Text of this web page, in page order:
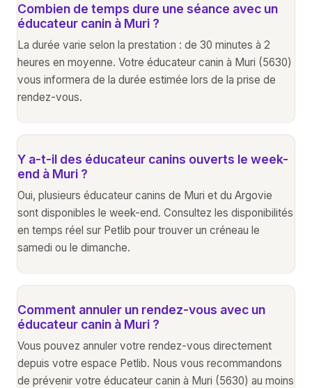
Combien de temps dure une séance avec un
éducateur canin à Muri ?
La durée varie selon la prestation : de 30 minutes à 2
heures en moyenne. Votre éducateur canin à Muri (5630)
vous informera de la durée estimée lors de la prise de
rendez-vous.
Y a-t-il des éducateur canins ouverts le week-
end à Muri ?
Oui, plusieurs éducateur canins de Muri et du Argovie
sont disponibles le week-end. Consultez les disponibilités
en temps réel sur Petlib pour trouver un créneau le
samedi ou le dimanche.
Comment annuler un rendez-vous avec un
éducateur canin à Muri ?
Vous pouvez annuler votre rendez-vous directement
depuis votre espace Petlib. Nous vous recommandons
de prévenir votre éducateur canin à Muri (5630) au moins